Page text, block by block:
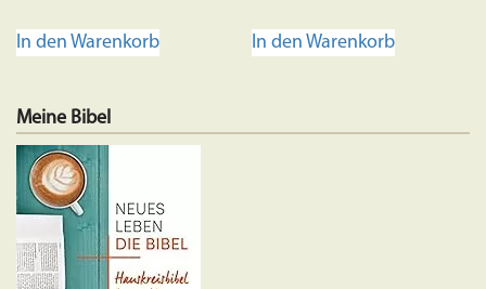
In den Warenkorb In den Warenkorb
Meine Bibel